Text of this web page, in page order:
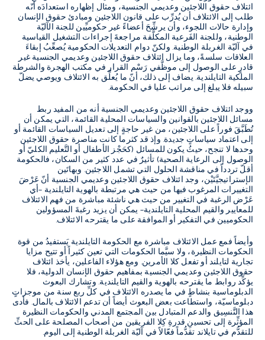
ائتلاف حقوق اللاجئين وعديمي الجنسية، ومثال إظهاره استعدادَه أنّه
طلب إلى الائتلاف أن يُدرِّب على قانون اللاجئين ومبادئ حقوق الإنسان
وإدارة حالات اللجوء، وأن يرشِّحَ أعضاءً غير حكوميِّين للجنة الآليّة
الوطنية، وللجنة الفَرعية المكلَّفة مراجعةَ إجراءات التشغيل القياسية
في آليّة الغربلة الوطنية. ولكنّ دوام التعديلات الحكومية يُصعِّبُ إبقاءَ
العلاقات سلسةً، وما يزال ائتلاف حقوق اللاجئين وعديمي الجنسية غير
قادرٍ على الوصول إلى موظَّفي رَسْم القرار في مكتب الهجرة والشرطة
الملكية التايلندية. يضاف إلى ذلك، أنّ ما يُعلِّق به الائتلاف ويوصي يضلّ
سبيله فلا يبلغ إلى مراتب عليا في الحكومة.
ووجد ائتلاف حقوق اللاجئين وعديمي الجنسية أنه من المفيد ربط
مسائل اللاجئين بالقوانين والسياسات المحلية القائمة، التي يمكن أن
تُطَبَّقَ فوراً على اللاجئين، من غير حاجةٍ إلى تعديل السياسات القائمة أو
إلى اعتماد سياساتٍ جديدة. وإذ قد كثرما كانت مناصرة حقوق اللاجئين
وحدها لا تنجح، حيثُ يكون للمسائل (كحَجْز الأطفال أو التَّعليم الكليّ أو
الوصول إلى الرعاية الصحية) تأثيرٌ في عدد كثير من السكان، فالحكومة
أقلّ تردداً في مناقشة الحلول التي تشمل اللاجئين. وبهاتَين
الإستراتيجيَّتَيْن، وجد ائتلاف حقوق اللاجئين وعديمي الجنسية أنّ عَرْضَ
التغييرات المرغوب فيها من حيث هي مرتبطة بالهوية التايلندية –أي
عَرْض الرغبة في التغيير من حيث هي ناشئة مباشرة من فهم الائتلاف
للمعايير والقيم المحلية التايلندية– يمكن أن يزيد رغبةَ المسؤولين
الحكوميين في التفكير أو الموافقة على ما يقترحه الائتلاف.
وأيضاً فمع عمل الائتلاف مباشرة مع الحكومة التايلندية يَستفيدُ من قوة
الحكومات النظيرة، ولا سيَّما الحكومات التي تعين كثيراً أو تتيح مزايا
تجارية لتايلند أو تفعل كلا الأمرين. ومع هؤلاء الفاعلين، يأخذ ائتلاف
حقوق اللاجئين وعديمي الجنسية بمفاهيم حقوق الإنسان الدولية، فلا
يؤكِّد روابط ما يقترحه بالهوية والقيم التايلندية. وتشارك البعوث
الدبلوماسية بنشاطٍ في ما يصدره الائتلاف في كلِّ ربع سنة من موجزاتٍ
دبلوماسيّة، واستطاعت بعض البعوث أيضاً أن تدعم الائتلاف بالمال. فأدى
هذا التَّنسِيق والدعم المتبادل بين المجتمع المدني والحكومات النظيرة
المؤثِّرة إلى تحسينِ قدرةِ كِلا الفريقين من أصحاب المصلحة على الحثِّ
للتقدُّم في تايلاند تقدُّماً فعّالاً في آليّة الغربلة الوطنية إلى اليوم.